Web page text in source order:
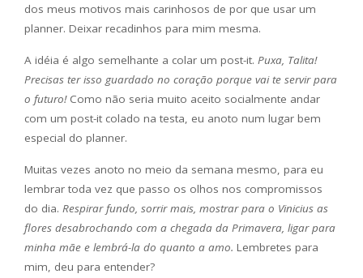
dos meus motivos mais carinhosos de por que usar um
planner. Deixar recadinhos para mim mesma.
A idéia é algo semelhante a colar um post-it. Puxa, Talita!
Precisas ter isso guardado no coração porque vai te servir para
o futuro!Como não seria muito aceito socialmente andar
com um post-it colado na testa, eu anoto num lugar bem
especial do planner.
Muitas vezes anoto no meio da semana mesmo, para eu
lembrar toda vez que passo os olhos nos compromissos
do dia. Respirar fundo, sorrir mais, mostrar para o Vinicius as
flores desabrochando com a chegada da Primavera, ligar para
minha mãe e lembrá-la do quanto a amo. Lembretes para
mim, deu para entender?